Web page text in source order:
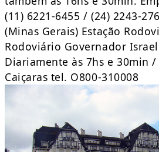
(11) 6221-6455 / (24) 2243-
(Minas Gerais) Estação
Rodoviário Governador
Diariamente às 7hs e 30min
Caiçaras tel. O800-310008